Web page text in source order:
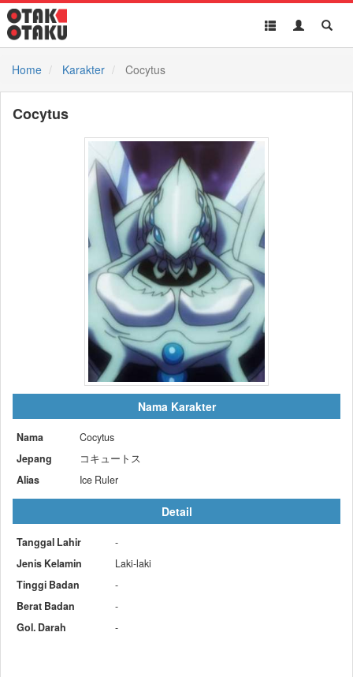
Toggle
Toggle
Home
Karakter Cocytus
Cocytus
Nama Karakter
Nama
Cocytus
Jepang
コキュートス
Alias
Ice Ruler
Detail
Tanggal Lahir
-
Jenis Kelamin
Laki-laki
Tinggi Badan
-
Berat Badan
-
Gol. Darah
-